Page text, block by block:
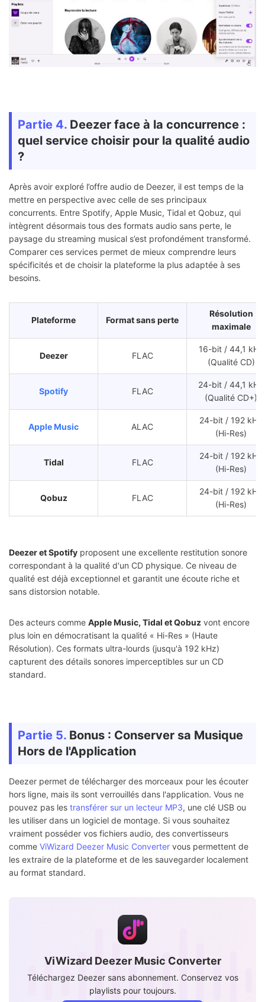
Partie 4. Deezer face à la concurrence :
quel service choisir pour la qualité audio
?
Après avoir exploré l’offre audio de Deezer, il est temps de la
mettre en perspective avec celle de ses principaux
concurrents. Entre Spotify, Apple Music, Tidal et Qobuz, qui
intègrent désormais tous des formats audio sans perte, le
paysage du streaming musical s’est profondément transformé.
Comparer ces services permet de mieux comprendre leurs
spécificités et de choisir la plateforme la plus adaptée à ses
besoins.
Plateforme Format sans perte
Résolution
maximale
Deezer FLAC
16-bit / 44,1 kHz
(Qualité CD)
Spotify FLAC
24-bit / 44,1 kHz
(Qualité CD+)
Apple Music ALAC
24-bit / 192 kHz
(Hi-Res)
Tidal FLAC
24-bit / 192 kHz
(Hi-Res)
Qobuz FLAC
24-bit / 192 kHz
(Hi-Res)
Deezer et Spotify proposent une excellente restitution sonore
correspondant à la qualité d'un CD physique. Ce niveau de
qualité est déjà exceptionnel et garantit une écoute riche et
sans distorsion notable.
Des acteurs comme Apple Music, Tidal et Qobuz vont encore
plus loin en démocratisant la qualité « Hi-Res » (Haute
Résolution). Ces formats ultra-lourds (jusqu'à 192 kHz)
capturent des détails sonores imperceptibles sur un CD
standard.
Partie 5. Bonus : Conserver sa Musique
Hors de l'Application
Deezer permet de télécharger des morceaux pour les écouter
hors ligne, mais ils sont verrouillés dans l'application. Vous ne
pouvez pas les transférer sur un lecteur MP3, une clé USB ou
les utiliser dans un logiciel de montage. Si vous souhaitez
vraiment posséder vos fichiers audio, des convertisseurs
comme ViWizard Deezer Music Converter vous permettent de
les extraire de la plateforme et de les sauvegarder localement
au format standard.
ViWizard Deezer Music Converter
Téléchargez Deezer sans abonnement. Conservez vos
playlists pour toujours.